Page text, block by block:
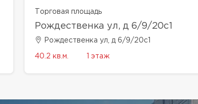
Торговая площадь
Рождественка ул, д 6/9/20с1
Рождественка ул, д 6/9/20с1
40.2 кв.м. 1 этаж